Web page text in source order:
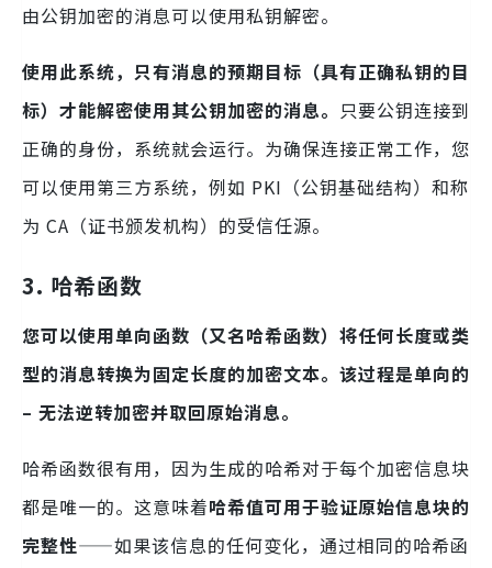
由公钥加密的消息可以使用私钥解密。
使用此系统，只有消息的预期目标（具有正确私钥的目
标）才能解密使用其公钥加密的消息。 只要公钥连接到
正确的身份，系统就会运行。为确保连接正常工作，您
可以使用第三方系统，例如 PKI（公钥基础结构）和称
为 CA（证书颁发机构）的受信任源。
3. 哈希函数
您可以使用单向函数（又名哈希函数）将任何长度或类
型的消息转换为固定长度的加密文本。 该过程是单向的
– 无法逆转加密并取回原始消息。
哈希函数很有用，因为生成的哈希对于每个加密信息块
都是唯一的。这意味着哈希值可用于验证原始信息块的
完整性——如果该信息的任何变化，通过相同的哈希函